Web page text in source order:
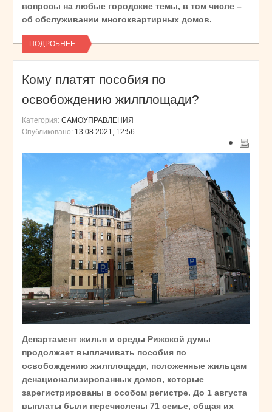
вопросы на любые городские темы, в том числе –
об обслуживании многоквартирных домов.
ПОДРОБНЕЕ...
Кому платят пособия по
освобождению жилплощади?
Категория: САМОУПРАВЛЕНИЯ
Опубликовано: 13.08.2021, 12:56
Департамент жилья и среды Рижской думы
продолжает выплачивать пособия по
освобождению жилплощади, положенные жильцам
денационализированных домов, которые
зарегистрированы в особом регистре. До 1 августа
выплаты были перечислены 71 семье, общая их